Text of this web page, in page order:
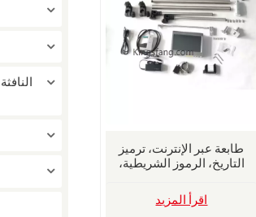
طابعة عبر الإنترنت، ترميز
التاريخ، الرموز الشريطية،
اقرأ المزيد